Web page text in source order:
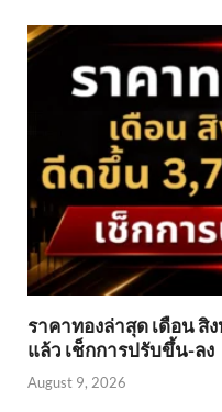
ราคาทองล่าสุด เดือน สิ
แล้ว เช็กการปรับขึ้น-ลง
August 9, 2026